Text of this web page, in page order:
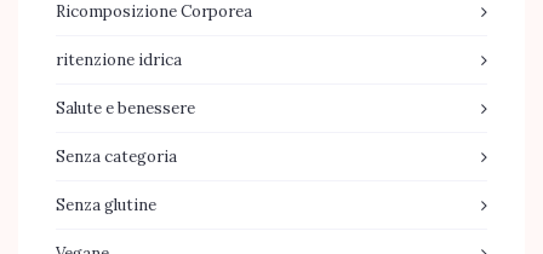
Ricomposizione Corporea
ritenzione idrica
Salute e benessere
Senza categoria
Senza glutine